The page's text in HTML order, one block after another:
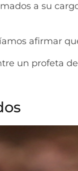
a su
afirmar
un profeta